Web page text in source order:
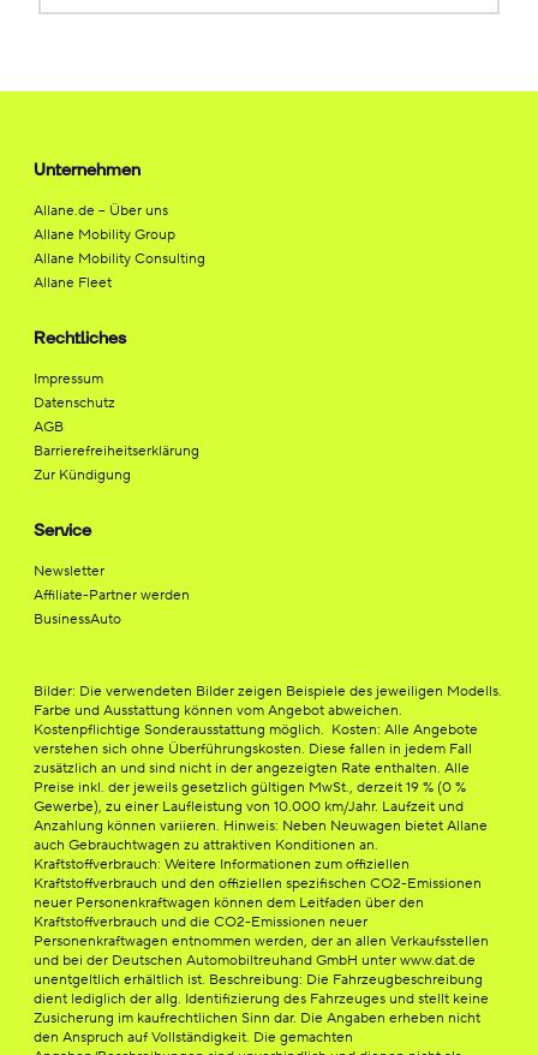
Unternehmen
Allane.de – Über uns
Allane Mobility Group
Allane Mobility Consulting
Allane Fleet
Rechtliches
Impressum
Datenschutz
AGB
Barrierefreiheitserklärung
Zur Kündigung
Service
Newsletter
Affiliate-Partner werden
BusinessAuto
Bilder: Die verwendeten Bilder zeigen Beispiele des jeweiligen Modells.
Farbe und Ausstattung können vom Angebot abweichen.
Kostenpflichtige Sonderausstattung möglich. Kosten: Alle Angebote
verstehen sich ohne Überführungskosten. Diese fallen in jedem Fall
zusätzlich an und sind nicht in der angezeigten Rate enthalten. Alle
Preise inkl. der jeweils gesetzlich gültigen MwSt., derzeit 19 % (0 %
Gewerbe), zu einer Laufleistung von 10.000 km/Jahr. Laufzeit und
Anzahlung können variieren. Hinweis: Neben Neuwagen bietet Allane
auch Gebrauchtwagen zu attraktiven Konditionen an.
Kraftstoffverbrauch: Weitere Informationen zum offiziellen
Kraftstoffverbrauch und den offiziellen spezifischen CO2-Emissionen
neuer Personenkraftwagen können dem Leitfaden über den
Kraftstoffverbrauch und die CO2-Emissionen neuer
Personenkraftwagen entnommen werden, der an allen Verkaufsstellen
und bei der Deutschen Automobiltreuhand GmbH unter www.dat.de
unentgeltlich erhältlich ist. Beschreibung: Die Fahrzeugbeschreibung
dient lediglich der allg. Identifizierung des Fahrzeuges und stellt keine
Zusicherung im kaufrechtlichen Sinn dar. Die Angaben erheben nicht
den Anspruch auf Vollständigkeit. Die gemachten